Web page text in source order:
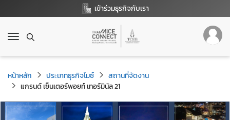
เข้าร่วมธุรกิจกับเรา
T
g
g
l
e
n
a
หน้าหลัก ประเภทธุรกิจไมซ์
สถานที่จัดงาน
แกรนด์ เซ็นเตอร์พอยท์ เทอร์มินัล 21